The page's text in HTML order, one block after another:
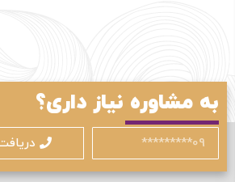
به مشاوره نیاز داری؟
آیا هنوز عضو نشده اید؟ اکنون ثبت نام
محافظت شده توسط